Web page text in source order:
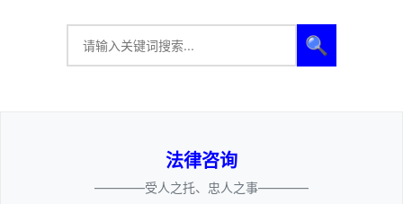
🔍
法律咨询
————受人之托、忠人之事————